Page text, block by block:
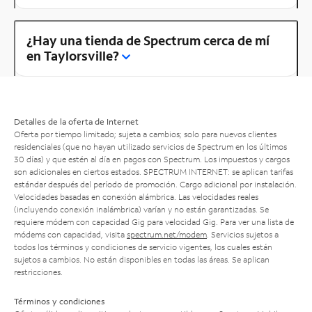
¿Hay una tienda de Spectrum cerca de mí
en Taylorsville?
Detalles de la oferta de Internet
Oferta por tiempo limitado; sujeta a cambios; solo para nuevos clientes
residenciales (que no hayan utilizado servicios de Spectrum en los últimos
30 días) y que estén al día en pagos con Spectrum. Los impuestos y cargos
son adicionales en ciertos estados. SPECTRUM INTERNET: se aplican tarifas
estándar después del período de promoción. Cargo adicional por instalación.
Velocidades basadas en conexión alámbrica. Las velocidades reales
(incluyendo conexión inalámbrica) varían y no están garantizadas. Se
requiere módem con capacidad Gig para velocidad Gig. Para ver una lista de
módems con capacidad, visita spectrum.net/modem . Servicios sujetos a
todos los términos y condiciones de servicio vigentes, los cuales están
sujetos a cambios. No están disponibles en todas las áreas. Se aplican
restricciones.
Términos y condiciones